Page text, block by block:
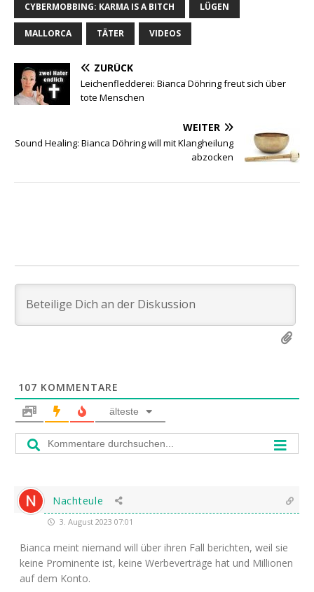
CYBERMOBBING: KARMA IS A BITCH LÜGEN
MALLORCA TÄTER VIDEOS
ZURÜCK
Leichenfledderei: Bianca Döhring freut sich über
tote Menschen
WEITER
Sound Healing: Bianca Döhring will mit Klangheilung
abzocken
107 KOMMENTARE
älteste
Nachteule
3. August 2023 07:01
Bian­ca meint nie­mand will über ihren Fall berich­ten, weil sie
kei­ne Pro­mi­nen­te ist, kei­ne Wer­be­ver­trä­ge hat und Mil­lio­nen
auf dem Konto.